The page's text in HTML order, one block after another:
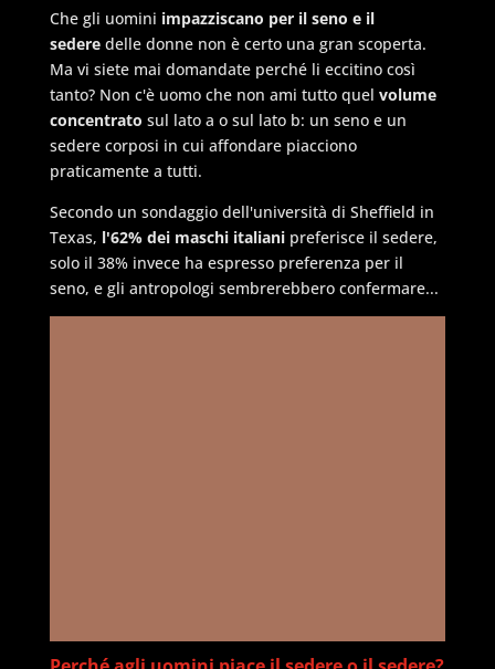
Che gli uomini impazziscano per il seno e il
sederedelle donne non è certo una gran scoperta.
Ma vi siete mai domandate perché li eccitino così
tanto? Non c'è uomo che non ami tutto quel volume
concentrato sul lato a o sul lato b: un seno e un
sedere corposi in cui affondare piacciono
praticamente a tutti.
Secondo un sondaggio dell'università di Sheffield in
Texas, l'62% dei maschi italiani preferisce il sedere,
solo il 38% invece ha espresso preferenza per il
seno, e gli antropologi sembrerebbero confermare...